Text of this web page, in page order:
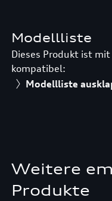
Modellliste
Dieses Produkt ist
kompatibel:
Modellliste
Weitere
Produkte